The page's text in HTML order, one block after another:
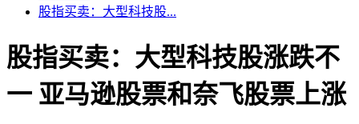
股指买卖：大型科技股...
股指买卖：大型科技股涨跌不
一 亚马逊股票和奈飞股票上涨